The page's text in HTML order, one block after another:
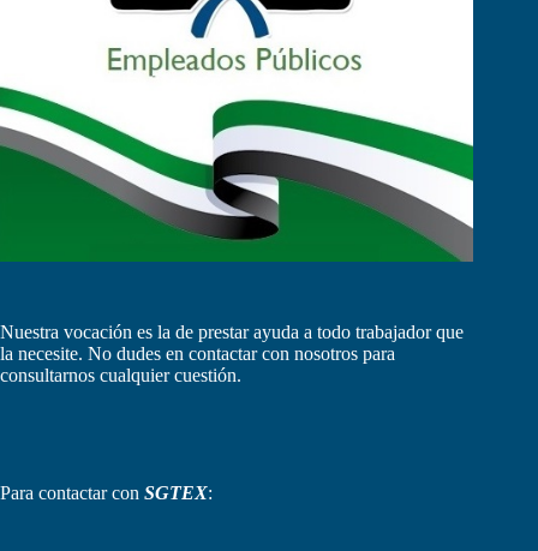
Nuestra vocación es la de prestar ayuda a todo trabajador que
la necesite. No dudes en contactar con nosotros para
consultarnos cualquier cuestión.
Para contactar con SGTEX: